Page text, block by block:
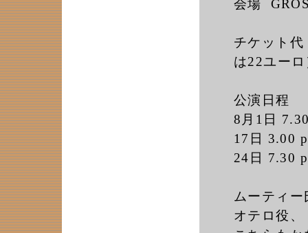
会場
チケット
は22ユー
公演日程
8月1日
17日 3.00
24日 7.30
ムーティ
オテロ役、